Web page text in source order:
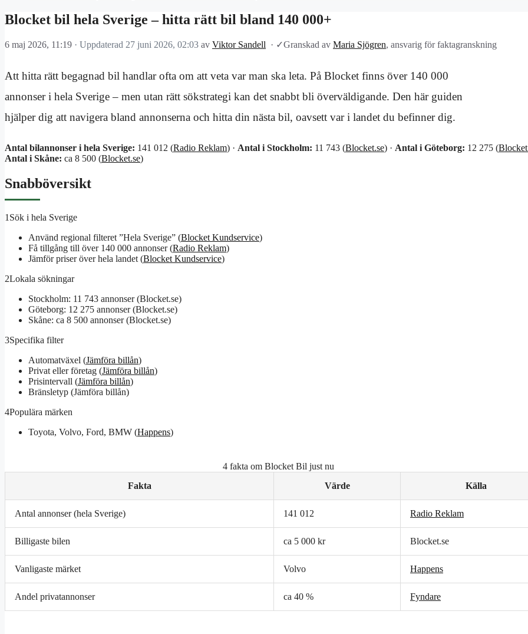
Blocket bil hela Sverige – hitta rätt bil bland 140 000+
6 maj 2026, 11:19 · Uppdaterad 27 juni 2026, 02:03 av Viktor Sandell · ✓Granskad av Maria Sjögren, ansvarig för faktagranskning
Att hitta rätt begagnad bil handlar ofta om att veta var man ska leta. På Blocket finns över 140 000
annonser i hela Sverige – men utan rätt sökstrategi kan det snabbt bli överväldigande. Den här guiden
hjälper dig att navigera bland annonserna och hitta din nästa bil, oavsett var i landet du befinner dig.
Antal bilannonser i hela Sverige: 141 012 (Radio Reklam) · Antal i Stockholm: 11 743 (Blocket.se) · Antal i Göteborg: 12 275 (
Antal i Skåne: ca 8 500 (Blocket.se)
Snabböversikt
1 Sök i hela Sverige
Använd regional filteret ”Hela Sverige” (Blocket Kundservice)
Få tillgång till över 140 000 annonser (Radio Reklam)
Jämför priser över hela landet (Blocket Kundservice)
2Lokala sökningar
Stockholm: 11 743 annonser (Blocket.se)
Göteborg: 12 275 annonser (Blocket.se)
Skåne: ca 8 500 annonser (Blocket.se)
3Specifika filter
Automatväxel (Jämföra billån)
Privat eller företag (Jämföra billån)
Prisintervall (Jämföra billån)
Bränsletyp (Jämföra billån)
4Populära märken
Toyota, Volvo, Ford, BMW (Happens)
4 fakta om Blocket Bil just nu
Fakta
Värde Källa
Antal annonser (hela Sverige) 141 012 Radio Reklam
Billigaste bilen ca 5 000 kr Blocket.se
Vanligaste märket Volvo Happens
Andel privatannonser ca 40 % Fyndare